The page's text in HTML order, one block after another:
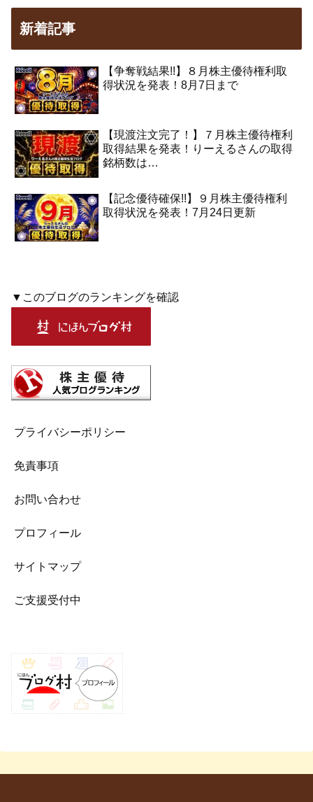
新着記事
【争奪戦結果!!】８月株主優待権利取
得状況を発表！8月7日まで
【現渡注文完了！】７月株主優待権利
取得結果を発表！りーえるさんの取得
銘柄数は…
【記念優待確保!!】９月株主優待権利
取得状況を発表！7月24日更新
▼このブログのランキングを確認
プライバシーポリシー
免責事項
お問い合わせ
プロフィール
サイトマップ
ご支援受付中